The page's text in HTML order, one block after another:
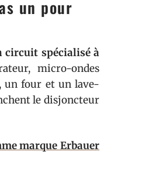
un pour
circuit spécialisé à
micro-ondes
un four et un lave-
le disjoncteur
marque Erbauer